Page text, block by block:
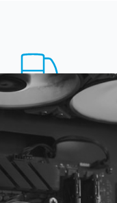
leverans
inte vill vänta. Därför
varor med blixtens